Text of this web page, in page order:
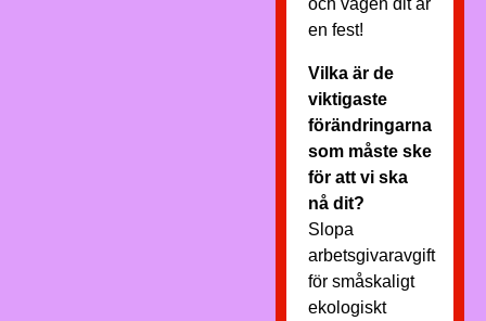
och vägen dit är
en fest!
Vilka är de
viktigaste
förändringarna
som måste ske
för att vi ska
nå dit?
Slopa
arbetsgivaravgift
för småskaligt
ekologiskt